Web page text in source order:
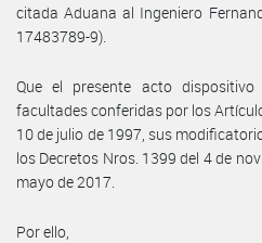
citada Aduana al Ingeniero
17483789-9).
Que el presente acto
facultades conferidas por los
10 de julio de 1997, sus
los Decretos Nros. 1399 del 4 de
mayo de 2017.
Por ello,